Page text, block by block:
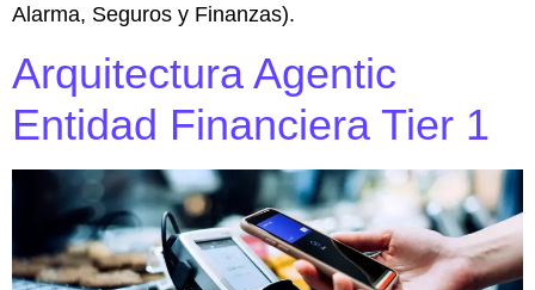
Alarma, Seguros y Finanzas).
Arquitectura Agentic
Entidad Financiera Tier 1